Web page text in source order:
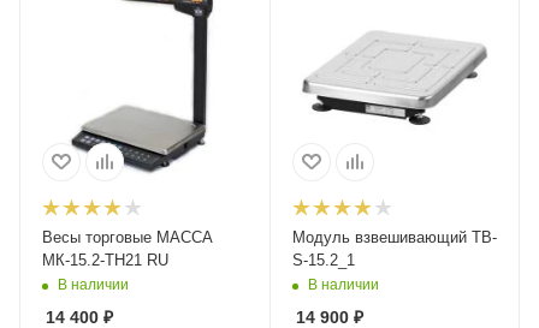
Весы торговые МАССА
МК-15.2-ТН21 RU
В наличии
14 400 ₽
Модуль взвешивающий TB-
S-15.2_1
В наличии
14 900₽